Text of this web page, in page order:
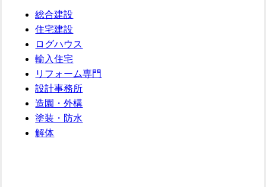
総合建設
住宅建設
ログハウス
輸入住宅
リフォーム専門
設計事務所
造園・外構
塗装・防水
解体